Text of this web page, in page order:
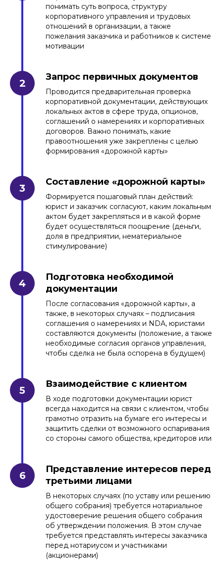
понимать суть вопроса, структуру
корпоративного управления и трудовых
отношений в организации, а также
пожелания заказчика и работников к системе
мотивации
Запрос первичных документов
Проводится предварительная проверка
корпоративной документации, действующих
локальных актов в сфере труда, опционов,
соглашений о намерениях и корпоративных
договоров. Важно понимать, какие
правоотношения уже закреплены с целью
формирования «дорожной карты»
Составление «дорожной карты»
Формируется пошаговый план действий:
юрист и заказчик согласуют, каким локальным
актом будет закрепляться и в какой форме
будет осуществляться поощрение (деньги,
доля в предприятии, нематериальное
стимулирование)
Подготовка необходимой
документации
После согласования «дорожной карты», а
также, в некоторых случаях – подписания
соглашения о намерениях и NDA, юристами
составляются документы (положение, а также
необходимые согласия органов управления,
чтобы сделка не была оспорена в будущем)
Взаимодействие с клиентом
В ходе подготовки документации юрист
всегда находится на связи с клиентом, чтобы
грамотно отразить на бумаге его интересы и
защитить сделки от возможного оспаривания
со стороны самого общества, кредиторов или
Представление интересов перед
третьими лицами
В некоторых случаях (по уставу или решению
общего собрания) требуется нотариальное
удостоверение решения общего собрания
об утверждении положения. В этом случае
требуется представлять интересы заказчика
перед нотариусом и участниками
(акционерами)